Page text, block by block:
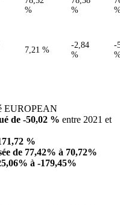
%
%
7,21 %
-2,84
%
-
EUROPEAN
de -50,02 % entre 2021 et
%
de 77,42% à 70,72%
à -179,45%